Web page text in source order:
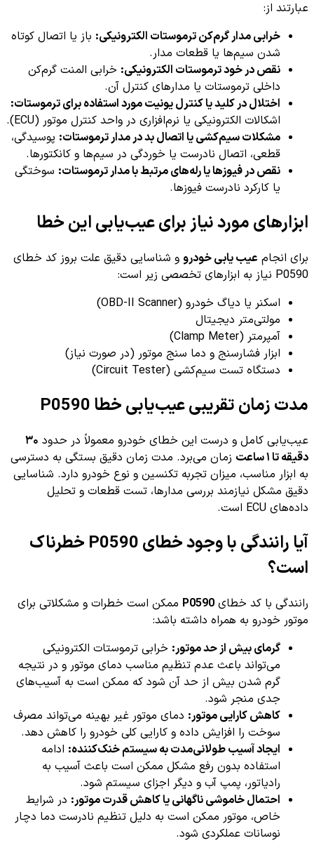
عبارتند از:
خرابی مدار گرم‌کن ترموستات الکترونیکی: باز یا اتصال کوتاه
شدن سیم‌ها یا قطعات مدار.
نقص در خود ترموستات الکترونیکی: خرابی المنت گرم‌کن
داخلی ترموستات یا مدارهای کنترل آن.
اختلال در کلید یا کنترل یونیت مورد استفاده برای ترموستات:
اشکالات الکترونیکی یا نرم‌افزاری در واحد کنترل موتور (ECU).
مشکلات سیم‌کشی یا اتصال بد در مدار ترموستات: پوسیدگی،
قطعی، اتصال نادرست یا خوردگی در سیم‌ها و کانکتورها.
نقص در فیوزها یا رله‌های مرتبط با مدار ترموستات: سوختگی
یا کارکرد نادرست فیوزها.
ابزارهای مورد نیاز برای عیب‌یابی این خطا
برای انجام عیب یابی خودرو و شناسایی دقیق علت بروز کد خطای
P0590 نیاز به ابزارهای تخصصی زیر است:
اسکنر یا دیاگ خودرو (OBD-II Scanner)
مولتی‌متر دیجیتال
آمپرمتر (Clamp Meter)
ابزار فشارسنج و دما سنج موتور (در صورت نیاز)
دستگاه تست سیم‌کشی (Circuit Tester)
مدت زمان تقریبی عیب‌یابی خطا P0590
عیب‌یابی کامل و درست این خطای خودرو معمولاً در حدود ۳۰
دقیقه تا ۱ ساعت
زمان می‌برد. مدت زمان دقیق بستگی به دسترسی
به ابزار مناسب، میزان تجربه تکنسین و نوع خودرو دارد. شناسایی
دقیق مشکل نیازمند بررسی مدارها، تست قطعات و تحلیل
داده‌های ECU است.
آیا رانندگی با وجود خطای P0590 خطرناک
است؟
رانندگی با کد خطای P0590 ممکن است خطرات و مشکلاتی برای
موتور خودرو به همراه داشته باشد:
گرمای بیش از حد موتور: خرابی ترموستات الکترونیکی
می‌تواند باعث عدم تنظیم مناسب دمای موتور و در نتیجه
گرم شدن بیش از حد آن شود که ممکن است به آسیب‌های
جدی منجر شود.
کاهش کارایی موتور: دمای موتور غیر بهینه می‌تواند مصرف
سوخت را افزایش داده و کارایی کلی خودرو را کاهش دهد.
ایجاد آسیب طولانی‌مدت به سیستم خنک‌کننده: ادامه
استفاده بدون رفع مشکل ممکن است باعث آسیب به
رادیاتور، پمپ آب و دیگر اجزای سیستم شود.
احتمال خاموشی ناگهانی یا کاهش قدرت موتور: در شرایط
خاص، موتور ممکن است به دلیل تنظیم نادرست دما دچار
نوسانات عملکردی شود.